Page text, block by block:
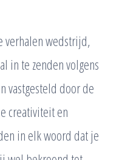
verhalen wedstrijd,
in te zenden volgens
vastgesteld door de
creativiteit en
in elk woord dat je